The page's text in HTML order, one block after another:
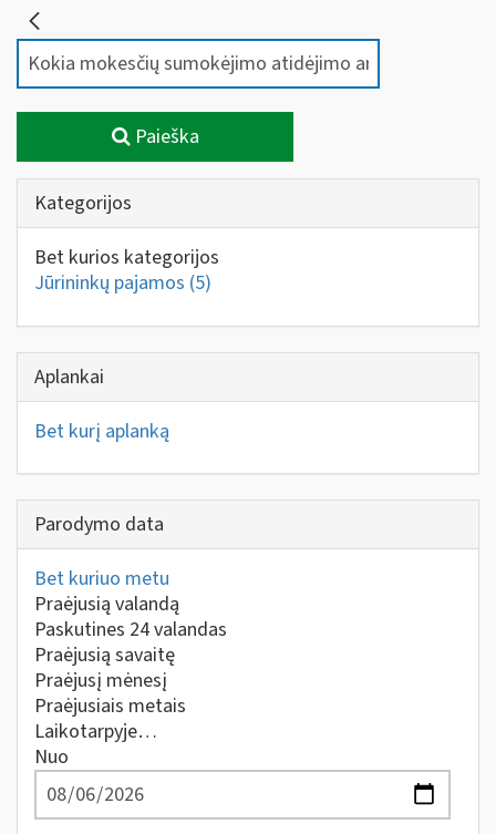
Paieška
Kategorijos
Bet kurios kategorijos
Jūrininkų pajamos (5)
Aplankai
Bet kurį aplanką
Parodymo data
Bet kuriuo metu
Praėjusią valandą
Paskutines 24 valandas
Praėjusią savaitę
Praėjusį mėnesį
Praėjusiais metais
Laikotarpyje…
Nuo